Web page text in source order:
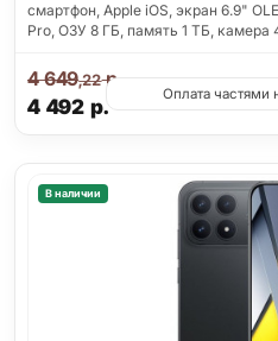
смартфон, Apple iOS, экран 6.9"
Pro, ОЗУ 8 ГБ, память 1 ТБ,
4 492 р.
4 649,22р.
Оплата частями
В наличии